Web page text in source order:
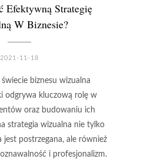
Efektywną Strategię
W Biznesie?
2021-11-18
biznesu wizualna
odgrywa kluczową rolę w
oraz budowaniu ich
strategia wizualna nie tylko
jest postrzegana, ale również
i profesjonalizm.